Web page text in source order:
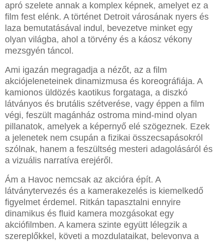
apró szelete annak a komplex képnek, amelyet ez a
film fest elénk. A történet Detroit városának nyers és
laza bemutatásával indul, bevezetve minket egy
olyan világba, ahol a törvény és a káosz vékony
mezsgyén táncol.
Ami igazán megragadja a nézőt, az a film
akciójeleneteinek dinamizmusa és koreográfiája. A
kamionos üldözés kaotikus forgataga, a diszkó
látványos és brutális szétverése, vagy éppen a film
végi, feszült magánház ostroma mind-mind olyan
pillanatok, amelyek a képernyő elé szögeznek. Ezek
a jelenetek nem csupán a fizikai összecsapásokról
szólnak, hanem a feszültség mesteri adagolásáról és
a vizuális narratíva erejéről.
Ám a Havoc nemcsak az akcióra épít. A
látványtervezés és a kamerakezelés is kiemelkedő
figyelmet érdemel. Ritkán tapasztalni ennyire
dinamikus és fluid kamera mozgásokat egy
akciófilmben. A kamera szinte együtt lélegzik a
szereplőkkel, követi a mozdulataikat, belevonva a